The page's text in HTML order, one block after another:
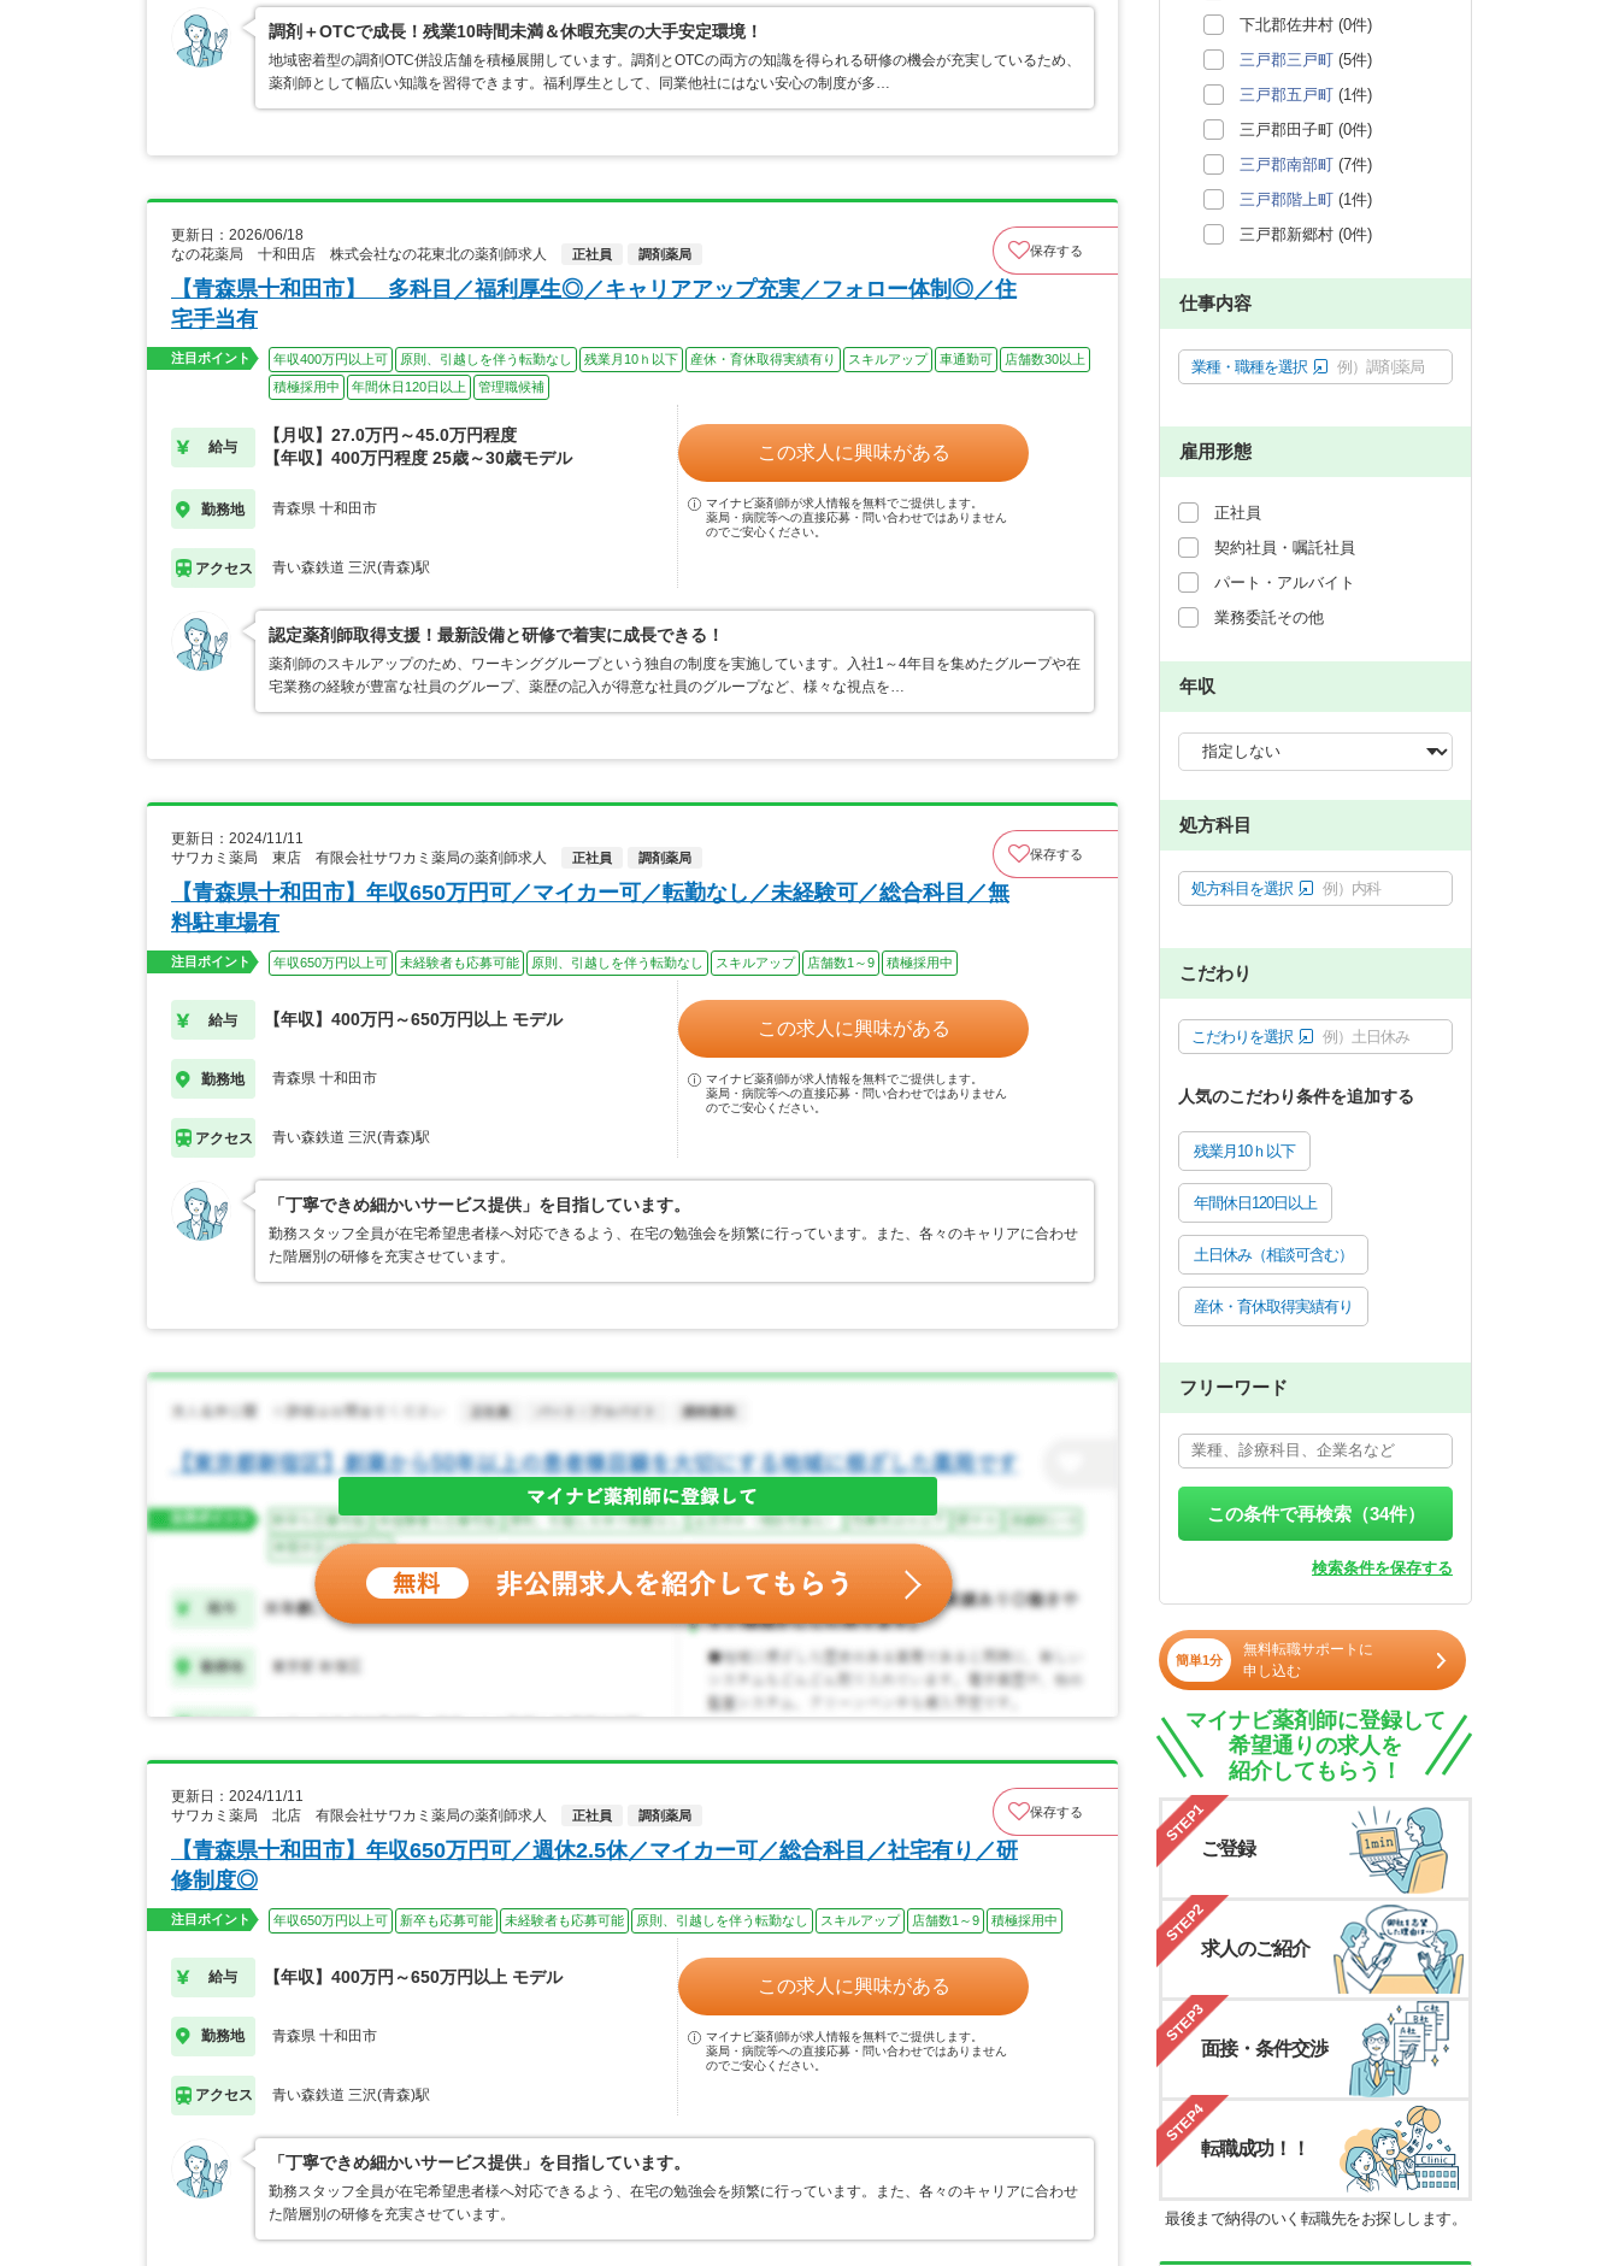
調剤＋OTCで成長！残業10時間未満＆休暇充実の大手安定環境！
地域密着型の調剤OTC併設店舗を積極展開しています。調剤とOTCの両方の知識を得られる研修の機会が充実しているため、
薬剤師として幅広い知識を習得できます。福利厚生として、同業他社にはない安心の制度が多…
更新日：2026/06/18
なの花薬局 十和田店 株式会社なの花東北の薬剤師求人
正社員 調剤薬局 保存する
【青森県十和田市】 多科目／福利厚生◎／キャリアアップ充実／フォロー体制◎／住
宅手当有
注目ポイント 年収400万円以上可 原則、引越しを伴う転勤なし 残業月10ｈ以下 産休・育休取得実績有り スキルアップ 車通勤可
店舗数30以上
積極採用中
年間休日120日以上 管理職候補
給与
【月収】27.0万円～45.0万円程度
【年収】400万円程度 25歳～30歳モデル
勤務地 青森県 十和田市
アクセス 青い森鉄道 三沢(青森)駅
この求人に興味がある
マイナビ薬剤師が求人情報を無料でご提供します。
薬局・病院等への直接応募・問い合わせではありません
のでご安心ください。
認定薬剤師取得支援！最新設備と研修で着実に成長できる！
薬剤師のスキルアップのため、ワーキンググループという独自の制度を実施しています。入社1～4年目を集めたグループや在
宅業務の経験が豊富な社員のグループ、薬歴の記入が得意な社員のグループなど、様々な視点を…
更新日：2024/11/11
サワカミ薬局 東店 有限会社サワカミ薬局の薬剤師求人
正社員 調剤薬局 保存する
【青森県十和田市】年収650万円可／マイカー可／転勤なし／未経験可／総合科目／無
料駐車場有
注目ポイント 年収650万円以上可 未経験者も応募可能 原則、引越しを伴う転勤なし スキルアップ 店舗数1～9 積極採用中
給与 【年収】400万円～650万円以上 モデル
勤務地 青森県 十和田市
アクセス 青い森鉄道 三沢(青森)駅
この求人に興味がある
マイナビ薬剤師が求人情報を無料でご提供します。
薬局・病院等への直接応募・問い合わせではありません
のでご安心ください。
「丁寧できめ細かいサービス提供」を目指しています。
勤務スタッフ全員が在宅希望患者様へ対応できるよう、在宅の勉強会を頻繁に行っています。また、各々のキャリアに合わせ
た階層別の研修を充実させています。
更新日：2024/11/11
サワカミ薬局 北店 有限会社サワカミ薬局の薬剤師求人
正社員 調剤薬局 保存する
【青森県十和田市】年収650万円可／週休2.5休／マイカー可／総合科目／社宅有り／研
修制度◎
注目ポイント 年収650万円以上可 新卒も応募可能 未経験者も応募可能 原則、引越しを伴う転勤なし スキルアップ 店舗数1～9 積極採用中
給与 【年収】400万円～650万円以上 モデル
勤務地 青森県 十和田市
アクセス 青い森鉄道 三沢(青森)駅
この求人に興味がある
マイナビ薬剤師が求人情報を無料でご提供します。
薬局・病院等への直接応募・問い合わせではありません
のでご安心ください。
「丁寧できめ細かいサービス提供」を目指しています。
勤務スタッフ全員が在宅希望患者様へ対応できるよう、在宅の勉強会を頻繁に行っています。また、各々のキャリアに合わせ
た階層別の研修を充実させています。
下北郡佐井村 (0件)
三戸郡三戸町 (5件)
三戸郡五戸町 (1件)
三戸郡田子町 (0件)
三戸郡南部町 (7件)
三戸郡階上町 (1件)
三戸郡新郷村 (0件)
仕事内容
業種・職種を選択 例）調剤薬局
雇用形態
正社員
契約社員・嘱託社員
パート・アルバイト
業務委託その他
年収
処方科目
処方科目を選択 例）内科
こだわり
こだわりを選択 例）土日休み
人気のこだわり条件を追加する
残業月10ｈ以下
年間休日120日以上
土日休み（相談可含む）
産休・育休取得実績有り
フリーワード
この条件で再検索（34件）
検索条件を保存する
簡単1分
無料転職サポートに
申し込む
マイナビ薬剤師に登録して
希望通りの求人を
紹介してもらう！
STEP1
ご登録
STEP2
求人のご紹介
STEP3
面接・条件交渉
STEP4
転職成功！！
最後まで納得のいく転職先をお探しします。